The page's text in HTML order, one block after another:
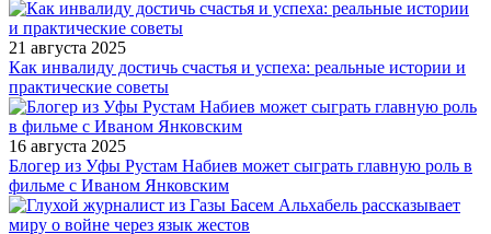
21 августа 2025
Как инвалиду достичь счастья и успеха: реальные истории и
практические советы
16 августа 2025
Блогер из Уфы Рустам Набиев может сыграть главную роль в
фильме с Иваном Янковским